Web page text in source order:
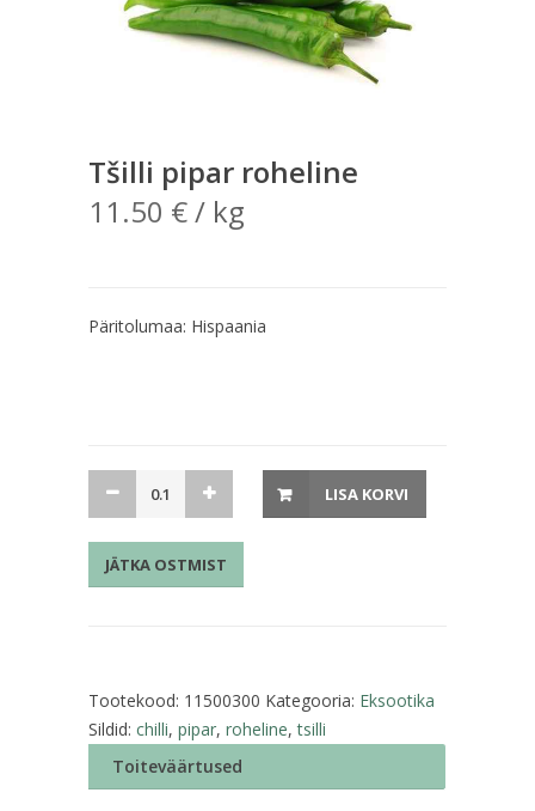
Tšilli pipar roheline
11.50 €/ kg
Päritolumaa: Hispaania
roheline
kogus
LISA KORVI
JÄTKA OSTMIST
Tootekood: 11500300 Kategooria: Eksootika
Sildid: chilli, pipar, roheline,tsilli
Toiteväärtused